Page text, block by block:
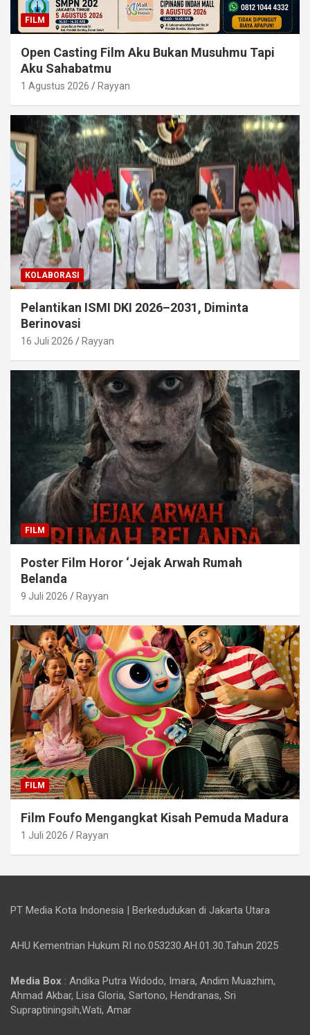
FILM
Open Casting Film Aku Bukan Musuhmu Tapi
Aku Sahabatmu
1 Agustus 2026 Rayyan
KOLABORASI
Pelantikan ISMI DKI 2026–2031, Diminta
Berinovasi
16 Juli 2026 Rayyan
FILM
Poster Film Horor ‘Jejak Arwah Rumah
Belanda
9 Juli 2026 Rayyan
FILM
Film Foufo Mengangkat Kisah Pemuda Madura
1 Juli 2026 Rayyan
PT Media Kota Indonesia | Berkedudukan di Jakarta Utara
AHU Kementrian Hukum RI no.053230.AH.01.30.Tahun 2025
Media Box : Andika Putra Widodo, Imara, Andim Muazhim,
Ahmad Akbar, Lisa Gloria, Sartono, Hendranas, Sri
Supraptiningsih,Wati, Amar